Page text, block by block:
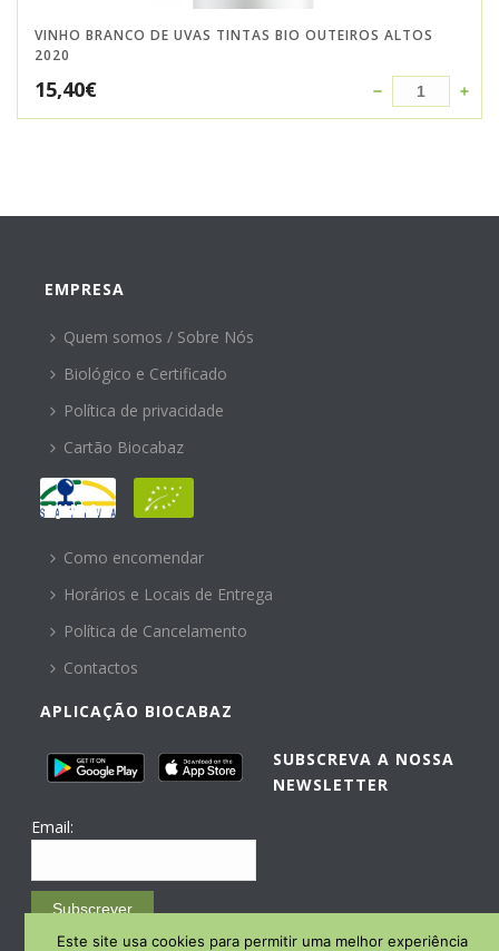
VINHO BRANCO DE UVAS TINTAS BIO OUTEIROS ALTOS
2020
15,40€
EMPRESA
Quem somos / Sobre Nós
Biológico e Certificado
Política de privacidade
Cartão Biocabaz
AJUDA
Como encomendar
Horários e Locais de Entrega
Política de Cancelamento
Contactos
APLICAÇÃO BIOCABAZ
SUBSCREVA A NOSSA
NEWSLETTER
Email:
Subscrever
Email Marketing by E-goi
Este site usa cookies para permitir uma melhor experiência